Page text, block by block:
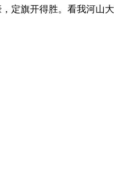
定旗开得胜。看我河山大